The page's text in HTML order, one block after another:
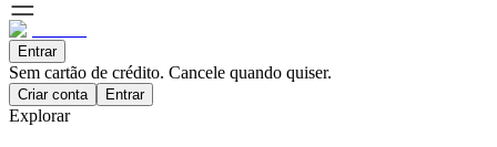
Entrar
Sem cartão de crédito. Cancele quando quiser.
Criar conta Entrar
Explorar